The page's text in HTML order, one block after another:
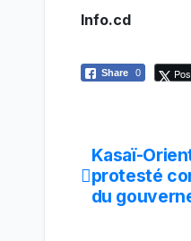
Info.cd
Share 0
de
Kasaï-
protesté
du